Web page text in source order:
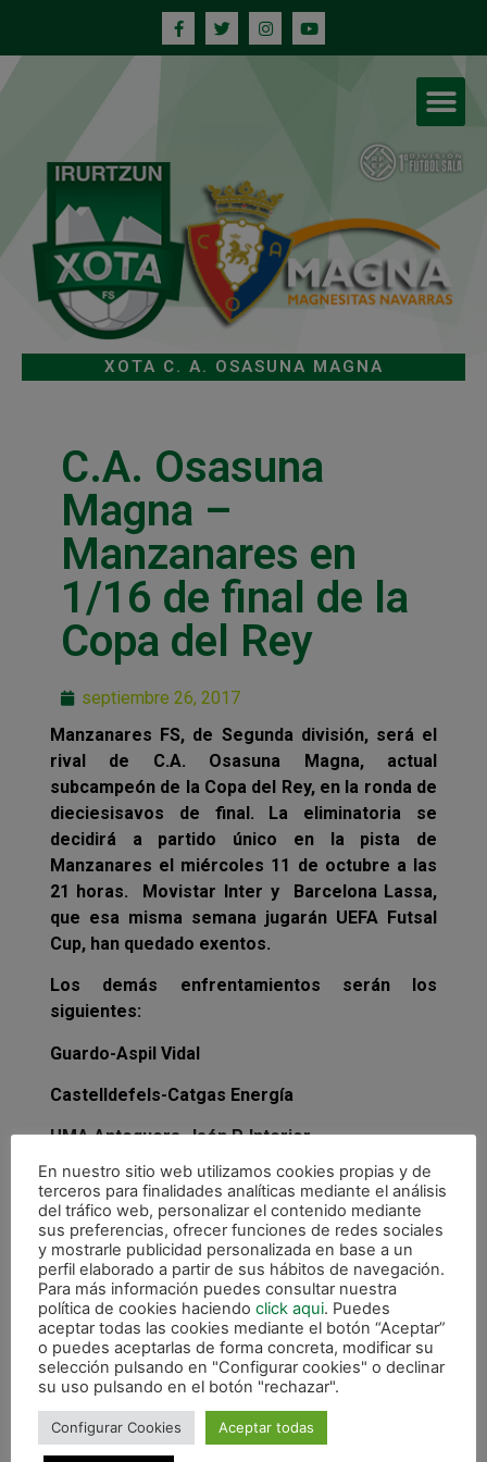
XOTA C. A. OSASUNA MAGNA
C.A. Osasuna
Magna –
Manzanares en
1/16 de final de la
Copa del Rey
septiembre 26, 2017
Manzanares FS, de Segunda división, será el
rival de C.A. Osasuna Magna, actual
subcampeón de la Copa del Rey, en la ronda de
dieciesisavos de final. La eliminatoria se
decidirá a partido único en la pista de
Manzanares el miércoles 11 de octubre a las
21 horas. Movistar Inter y Barcelona Lassa,
que esa misma semana jugarán UEFA Futsal
Cup, han quedado exentos.
Los demás enfrentamientos serán los
siguientes:
Guardo-Aspil Vidal
Castelldefels-Catgas Energía
UMA Antequera-Jaén P. Interior
Delsol Mengíbar-P. R. Cartagena
Itea Córdoba-ElPozo Murcia
Valdepeñas-Ríos Renovables
Betis-Palma Futsal
P. Rubén Burela-Santiago Futsal
Noia-O Parrulo
Iberia Toscal-Gran Canaria
En nuestro sitio web utilizamos cookies propias y de
terceros para finalidades analíticas mediante el análisis
del tráfico web, personalizar el contenido mediante
sus preferencias, ofrecer funciones de redes sociales
y mostrarle publicidad personalizada en base a un
perfil elaborado a partir de sus hábitos de navegación.
Para más información puedes consultar nuestra
política de cookies haciendo click aqui. Puedes
aceptar todas las cookies mediante el botón “Aceptar”
o puedes aceptarlas de forma concreta, modificar su
selección pulsando en "Configurar cookies" o declinar
su uso pulsando en el botón "rechazar".
Configurar Cookies Aceptar todas